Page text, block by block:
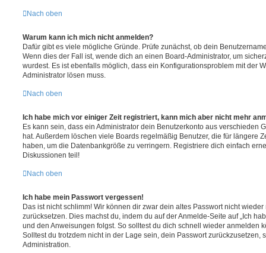
Nach oben
Warum kann ich mich nicht anmelden?
Dafür gibt es viele mögliche Gründe. Prüfe zunächst, ob dein
Wenn dies der Fall ist, wende dich an einen Board-Administrator, um
wurdest. Es ist ebenfalls möglich, dass ein Konfigurationsproblem mit der
Administrator lösen muss.
Nach oben
Ich habe mich vor einiger Zeit registriert, kann mich aber nicht mehr
Es kann sein, dass ein Administrator dein Benutzerkonto aus verschieden
hat. Außerdem löschen viele Boards regelmäßig Benutzer, die für längere
haben, um die Datenbankgröße zu verringern. Registriere dich einfach
Diskussionen teil!
Nach oben
Ich habe mein Passwort vergessen!
Das ist nicht schlimm! Wir können dir zwar dein altes Passwort nicht
zurücksetzen. Dies machst du, indem du auf der Anmelde-Seite auf „Ich
und den Anweisungen folgst. So solltest du dich schnell wieder anmelden
Solltest du trotzdem nicht in der Lage sein, dein Passwort zurückzusetzen,
Administration.